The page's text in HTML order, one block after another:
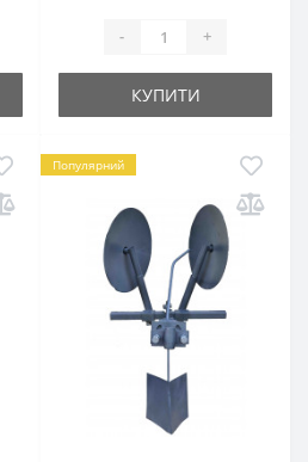
- +
КУПИТИ
Популярний